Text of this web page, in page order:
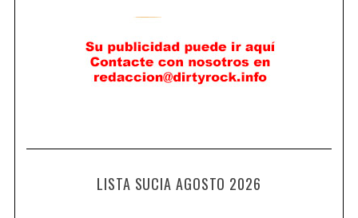
LISTA SUCIA AGOSTO 2026